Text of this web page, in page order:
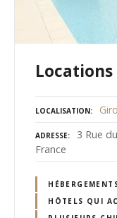
LOCALISATION
ADRESSE
3 Rue
France
HÔTELS QUI